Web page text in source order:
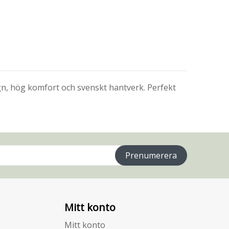
hög komfort och svenskt hantverk. Perfekt
Prenumerera
Mitt konto
Mitt konto